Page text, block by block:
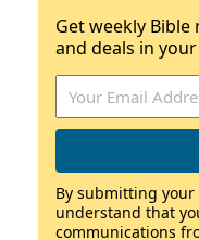
Get weekly
and deals in
By submitting
understand that
communications